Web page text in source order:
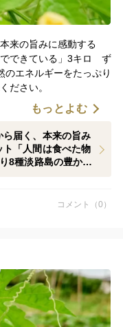
来の旨みに感動する
でできている」3キロ ず
のエネルギーをたっぷり
ださい。
もっとよむ
届く、本来の旨み
「人間は食べた物
8種淡路島の豊かな
コメント（0）